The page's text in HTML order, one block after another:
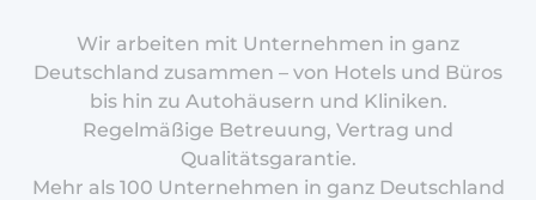
Wir arbeiten mit Unternehmen in ganz
Deutschland zusammen – von Hotels und Büros
bis hin zu Autohäusern und Kliniken.
Regelmäßige Betreuung, Vertrag und
Qualitätsgarantie.
Mehr als 100 Unternehmen in ganz Deutschland